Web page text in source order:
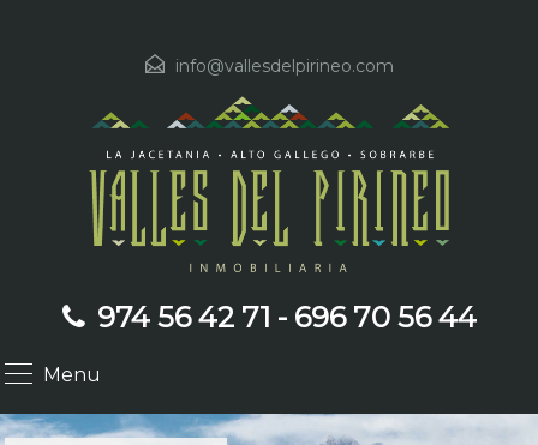
info@vallesdelpirineo.com
Menu
974 56 42 71 - 696 70 56 44